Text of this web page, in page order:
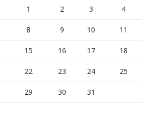
1 2 3 4
8 9 10 11
15 16 17 18
22 23 24 25
29 30 31